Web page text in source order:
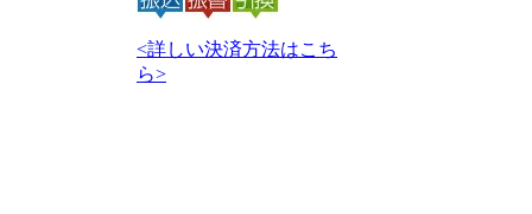
<詳しい決済方法はこち
ら>